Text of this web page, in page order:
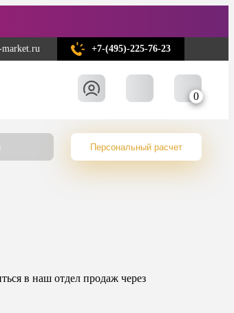
market.ru +7-(495)-225-76-23
0
Персональный расчет
в наш отдел продаж через